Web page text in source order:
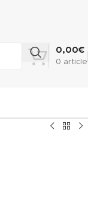
0 article
0,00€